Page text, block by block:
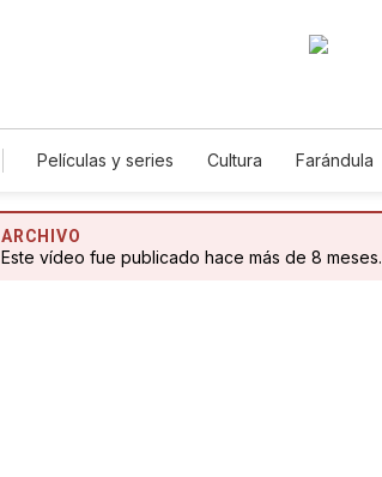
Películas y series Cultura Farándula
ARCHIVO
Este vídeo fue publicado hace más de 8 meses.